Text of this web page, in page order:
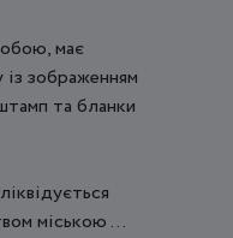
має
із зображенням
та бланки
міською ...